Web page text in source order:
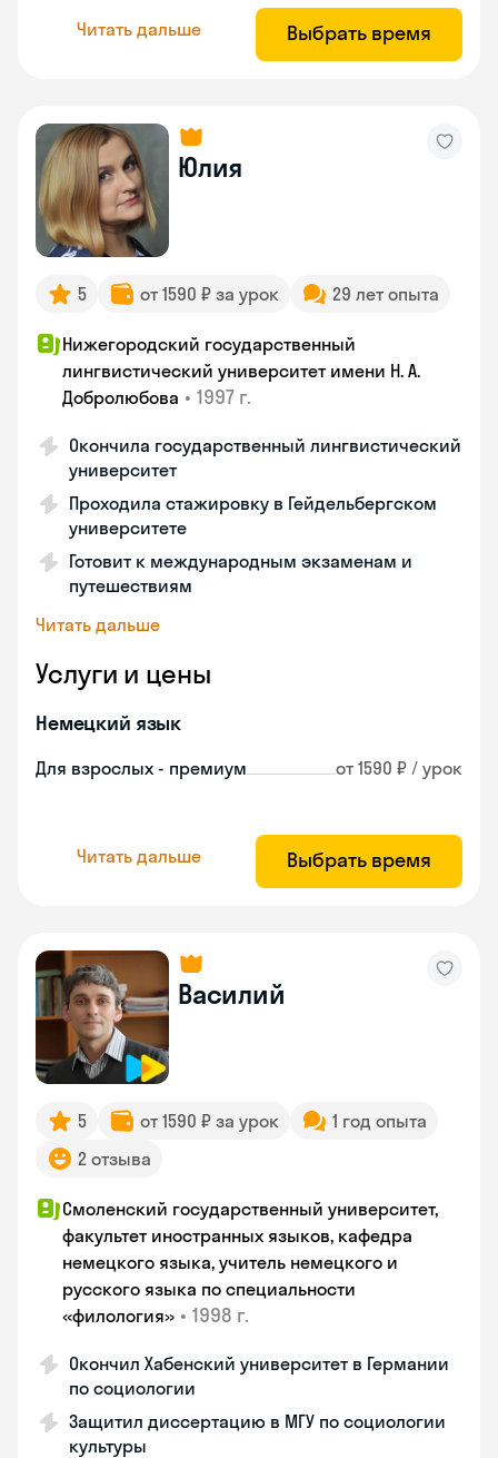
Читать дальше Выбрать время
Юлия
5 от 1590 ₽ за урок 29 лет опыта
Нижегородский государственный
лингвистический университет имени Н. А.
Добролюбова • 1997 г.
Окончила государственный лингвистический
университет
Проходила стажировку в Гейдельбергском
университете
Готовит к международным экзаменам и
путешествиям
Читать дальше
Услуги и цены
Немецкий язык
Для взрослых - премиум от 1590 ₽ / урок
Читать дальше Выбрать время
Василий
5 от 1590 ₽ за урок
1 год опыта
2 отзыва
Смоленский государственный университет,
факультет иностранных языков, кафедра
немецкого языка, учитель немецкого и
русского языка по специальности
«филология» • 1998 г.
Окончил Хабенский университет в Германии
по социологии
Защитил диссертацию в МГУ по социологии
культуры